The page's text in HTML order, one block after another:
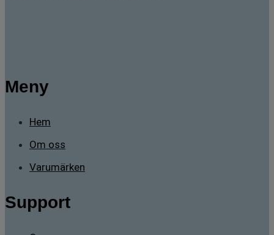
Meny
Hem
Om oss
Varumärken
Support